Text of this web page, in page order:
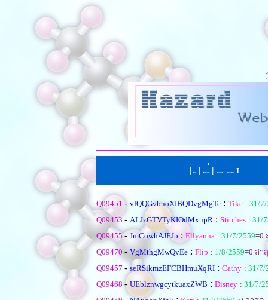
| | ่ | I
Q09451 - vfQQGvbuoXIBQDvgMgTe : Tike : 31/
Q09453 - ALJzGTVTyKIOdMxupR : Stitches : 31/
Q09455- JmCowhAJEJp : Ellyanna : 31/7/2559=0
Q09470 -VgMthgMwQvEe : Flip : 1/8/2559=0 ล่า
Q09457 - seRSikmzEFCBHmuXqRI : Cathy : 31/7/
Q09468 - UEblznwgcytkuaxZWB : Disney : 31/7/